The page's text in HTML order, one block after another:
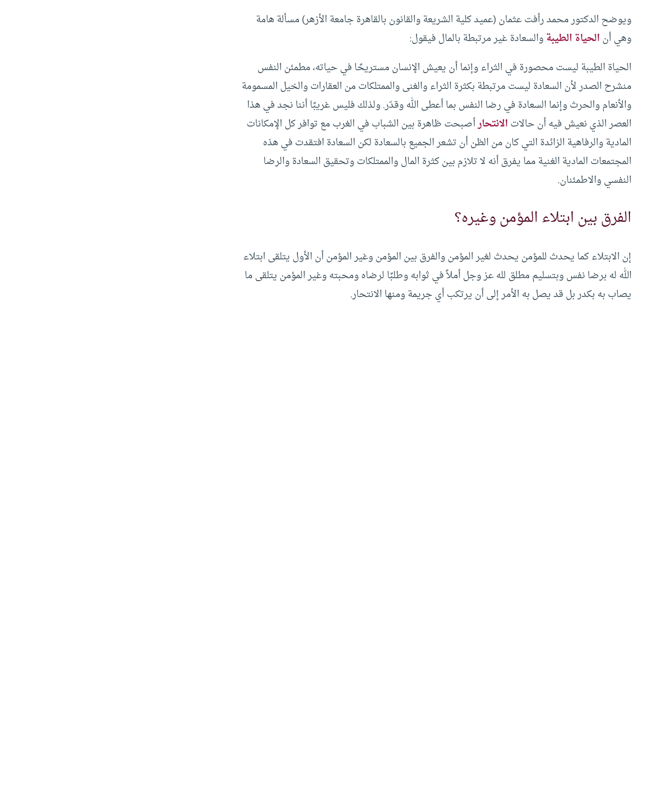
ويوضح الدكتور محمد رأفت عثمان (عميد كلية الشريعة والقانون بالقاهرة جامعة الأزهر) مسألة هامة
وهي أنالحياة الطيبةوالسعادة غير مرتبطة بالمال فيقول:
الحياة الطيبة ليست محصورة في الثراء وإنما أن يعيش الإنسان مستريحًا في حياته، مطمئن النفس
منشرح الصدر لأن السعادة ليست مرتبطة بكثرة الثراء والغنى والممتلكات من العقارات والخيل المسمومة
والأنعام والحرث وإنما السعادة في رضا النفس بما أعطى الله وقدّر. ولذلك فليس غريبًا أننا نجد في هذا
العصر الذي نعيش فيه أن حالاتالانتحارأصبحت ظاهرة بين الشباب في الغرب مع توافر كل الإمكانات
المادية والرفاهية الزائدة التي كان من الظن أن تشعر الجميع بالسعادة لكن السعادة افتقدت في هذه
المجتمعات المادية الغنية مما يفرق أنه لا تلازم بين كثرة المال والممتلكات وتحقيق السعادة والرضا
النفسي والاطمئنان.
الفرق بين ابتلاء المؤمن وغيره؟
إن الابتلاء كما يحدث للمؤمن يحدث لغير المؤمن والفرق بين المؤمن وغير المؤمن أن الأول يتلقى ابتلاء
الله له برضا نفس وبتسليم مطلق لله عز وجل أملاً في ثوابه وطلبًا لرضاه ومحبته وغير المؤمن يتلقى ما
يصاب به بكدر بل قد يصل به الأمر إلى أن يرتكب أي جريمة ومنها الانتحار.